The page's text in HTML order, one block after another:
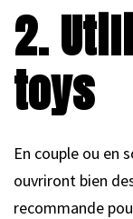
2.
toys
En couple ou en
ouvriront bien
recommande